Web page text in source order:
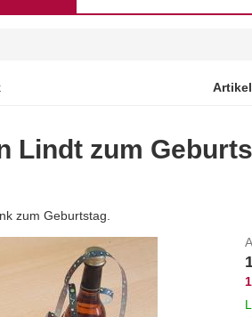
Lindt zum
zum Geburtstag.